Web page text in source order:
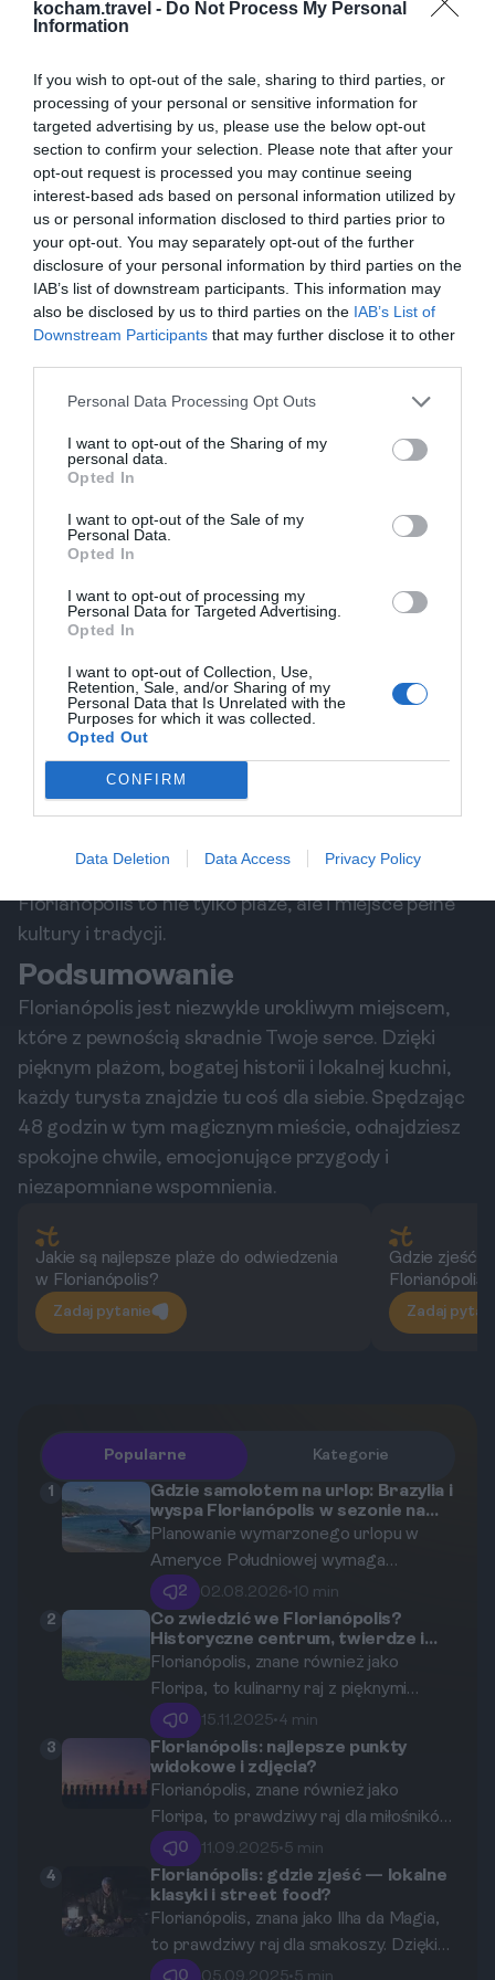
kocham.travel - Do Not Process My Personal
Information
If you wish to opt-out of the sale, sharing to third parties, or
processing of your personal or sensitive information for
targeted advertising by us, please use the below opt-out
section to confirm your selection. Please note that after your
opt-out request is processed you may continue seeing
interest-based ads based on personal information utilized by
us or personal information disclosed to third parties prior to
your opt-out. You may separately opt-out of the further
disclosure of your personal information by third parties on the
IAB’s list of downstream participants. This information may
also be disclosed by us to third parties on the IAB’s List of
Downstream Participants that may further disclose it to other
Personal Data Processing Opt Outs
I want to opt-out of the Sharing of my
personal data.
Opted In
I want to opt-out of the Sale of my
Personal Data.
Opted In
I want to opt-out of processing my
Personal Data for Targeted Advertising.
Opted In
I want to opt-out of Collection, Use,
Retention, Sale, and/or Sharing of my
Personal Data that Is Unrelated with the
Purposes for which it was collected.
Opted Out
CONFIRM
Data Deletion Data Access Privacy Policy
nim ma swoją unikalną atmosferę. Praia Mole to
surferów i miłośników aktywnego wypoczynku. Z
kolei Joaquina jest znana z festiwali surfingu. Jeśli
szukasz spokoju, odwiedź Ponta das Canas, gdzie
znajdziesz mniej turystów i wystarczająco miejsca
na relaks. Wiele plaż ma również bliskość do
lokalnych barów i restauracji, gdzie można
spróbować lokalnych specjałów.
Kultura i historia Florianópolis
Florianópolis ma bogatą historię sięgającą XVII
wieku, kiedy to powstała pierwsza osada. Odkryj
nowe muzea i zabytki, takie jak Katedra Matki
Boskiej Wygnańczej oraz Pałac Cruz e Souza.
Unikalna architektura, a także lokalne festiwale i
tradycje kulturowe sprawiają, że każda wizyta to
wyjątkowe doświadczenie. Wiele miejsc, takich jak
projekt TAMAR, angażuje turystów w działania na
Zabytki w Florianópolis
Katedra Matki Boskiej Wygnańczej jest jednym z
najważniejszych budynków sakralnych, który
zachwyca architekturą i historią. Pałac Cruz e
Souza, zlokalizowany w historycznym centrum,
pełni funkcję muzeum, które posiada bogate zbiory
dotyczące historii stanu Santa Catarina. Oprócz
tego warto zwiedzić most Hercílio Luz, który jest
symbolem miasta i jednym z najstarszych mostów
Florianópolis to nie tylko plaże, ale i miejsce pełne
kultury i tradycji.
Podsumowanie
Florianópolis jest niezwykle urokliwym miejscem,
które z pewnością skradnie Twoje serce. Dzięki
pięknym plażom, bogatej historii i lokalnej kuchni,
każdy turysta znajdzie tu coś dla siebie. Spędzając
48 godzin w tym magicznym mieście, odnajdziesz
spokojne chwile, emocjonujące przygody i
niezapomniane wspomnienia.
Jakie są najlepsze plaże do odwiedzenia
w Florianópolis?
Zadaj pytanie
Gdzie zjeść
Florianópolis?
Zadaj
Popularne Kategorie
1
Gdzie samolotem na urlop: Brazylia i
wyspa Florianópolis w sezonie na
obserwację wielorybów
Planowanie wymarzonego urlopu w
Ameryce Południowej wymaga
uwzględnienia wielu czynników, od
kosztów po unikalne atrakcje. W tym
artykule szczegółowo analizujemy,
dlaczego brazylijska wyspa
Florianópolis to idealny wybór na
wyjazd w sezonie obserwacji
wielorybów.
2 02.08.2026•10 min
2
Co zwiedzić we Florianópolis?
Historyczne centrum, twierdze i
punkty widokowe
Florianópolis, znane również jako
Floripa, to kulinarny raj z pięknymi
plażami i bogatą historią. Czy wiesz, że
to miasto ma ponad 40 plaż, które
przyciągają turystów z całego świata?
Oprócz wspaniałych piasków,
Florianópolis oferuje fascynujące
miejsca do zwiedzenia, które warto
zobaczyć. W tym przewodniku
odkryjemy historyczne centrum,
twierdze oraz najciekawsze punkty
widokowe.
0 15.11.2025•4 min
3
Florianópolis: najlepsze punkty
widokowe i zdjęcia?
Florianópolis, znane również jako
Floripa, to prawdziwy raj dla miłośników
natury i inteligentnych podróżników. W
tym artykule odkryjesz najlepsze
punkty widokowe w tym pięknym
mieście, które zachwycą Cię swoimi
widokami i pięknem.
0 11.09.2025•5 min
4
Florianópolis: gdzie zjeść — lokalne
klasyki i street food?
Florianópolis, znana jako Ilha da Magia,
to prawdziwy raj dla smakoszy. Dzięki
różnorodności lokalnych potraw i
0 05.09.2025•5 min